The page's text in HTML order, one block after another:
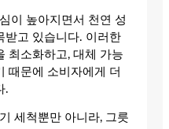
이 높아지면서 천연 성
받고 있습니다. 이러한
최소화하고, 대체 가능
때문에 소비자에게 더
.
세척뿐만 아니라, 그릇